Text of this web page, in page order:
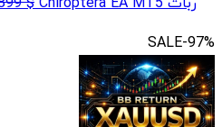
SALE-97%